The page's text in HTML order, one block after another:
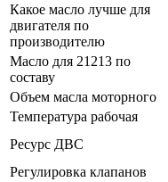
Какое масло лучше для
двигателя по
производителю
Масло для 21213 по
составу
Объем масла моторного
Температура рабочая
Ресурс ДВС
Регулировка клапанов